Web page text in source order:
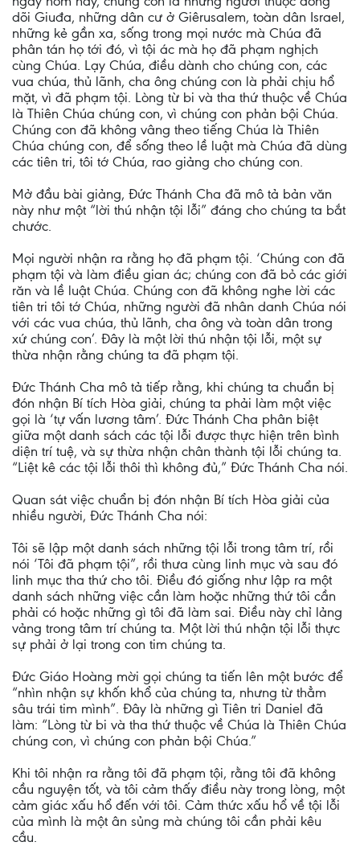
dõi Giuđa, những dân cư ở Giêrusalem, toàn dân Israel,
những kẻ gần xa, sống trong mọi nước mà Chúa đã
phân tán họ tới đó, vì tội ác mà họ đã phạm nghịch
cùng Chúa. Lạy Chúa, điều dành cho chúng con, các
vua chúa, thủ lãnh, cha ông chúng con là phải chịu hổ
mặt, vì đã phạm tội. Lòng từ bi và tha thứ thuộc về Chúa
là Thiên Chúa chúng con, vì chúng con phản bội Chúa.
Chúng con đã không vâng theo tiếng Chúa là Thiên
Chúa chúng con, để sống theo lề luật mà Chúa đã dùng
các tiên tri, tôi tớ Chúa, rao giảng cho chúng con.
Mở đầu bài giảng, Đức Thánh Cha đã mô tả bản văn
này như một “lời thú nhận tội lỗi” đáng cho chúng ta bắt
chước.
Mọi người nhận ra rằng họ đã phạm tội. ‘Chúng con đã
phạm tội và làm điều gian ác; chúng con đã bỏ các giới
răn và lề luật Chúa. Chúng con đã không nghe lời các
tiên tri tôi tớ Chúa, những người đã nhân danh Chúa nói
với các vua chúa, thủ lãnh, cha ông và toàn dân trong
xứ chúng con’. Đây là một lời thú nhận tội lỗi, một sự
thừa nhận rằng chúng ta đã phạm tội.
Đức Thánh Cha mô tả tiếp rằng, khi chúng ta chuẩn bị
đón nhận Bí tích Hòa giải, chúng ta phải làm một việc
gọi là ‘tự vấn lương tâm’. Đức Thánh Cha phân biệt
giữa một danh sách các tội lỗi được thực hiện trên bình
diện trí tuệ, và sự thừa nhận chân thành tội lỗi chúng ta.
“Liệt kê các tội lỗi thôi thì không đủ,” Đức Thánh Cha nói.
Quan sát việc chuẩn bị đón nhận Bí tích Hòa giải của
nhiều người, Đức Thánh Cha nói:
Tôi sẽ lập một danh sách những tội lỗi trong tâm trí, rồi
nói ‘Tôi đã phạm tội”, rồi thưa cùng linh mục và sau đó
linh mục tha thứ cho tôi. Điều đó giống như lập ra một
danh sách những việc cần làm hoặc những thứ tôi cần
phải có hoặc những gì tôi đã làm sai. Điều này chỉ lảng
vảng trong tâm trí chúng ta. Một lời thú nhận tội lỗi thực
sự phải ở lại trong con tim chúng ta.
Đức Giáo Hoàng mời gọi chúng ta tiến lên một bước để
“nhìn nhận sự khốn khổ của chúng ta, nhưng từ thẳm
sâu trái tim mình”. Đây là những gì Tiên tri Daniel đã
làm: “Lòng từ bi và tha thứ thuộc về Chúa là Thiên Chúa
chúng con, vì chúng con phản bội Chúa.”
Khi tôi nhận ra rằng tôi đã phạm tội, rằng tôi đã không
cầu nguyện tốt, và tôi cảm thấy điều này trong lòng, một
cảm giác xấu hổ đến với tôi. Cảm thức xấu hổ về tội lỗi
của mình là một ân sủng mà chúng tôi cần phải kêu
cầu.